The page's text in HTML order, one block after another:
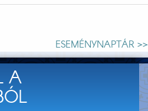
ESEMÉNYNAPTÁR >>
A